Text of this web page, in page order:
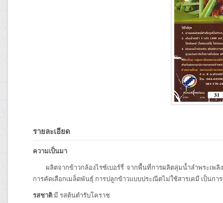
รายละเอียด
ความเป็นมา
ผลิตจากข้าวกล้องไรซ์เบอร์รี่ จากพื้นที่การผลิตลุ่มน้ำลำพระเพ
การคัดเลือกเมล็ดพันธุ์ การปลูกข้าวแบบประณีตไม่ใช้สารเคมี เป็นก
รสชาติ มี รสต้นตำรับโคราช